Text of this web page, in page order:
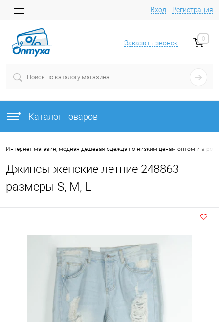
Вход Регистрация
Заказать звонок
0
Каталог товаров
Интернет-магазин, модная дешевая одежда по низким ценам оптом и в
Джинсы женские летние 248863
размеры S, M, L